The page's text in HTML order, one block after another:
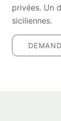
privées. Un
siciliennes.